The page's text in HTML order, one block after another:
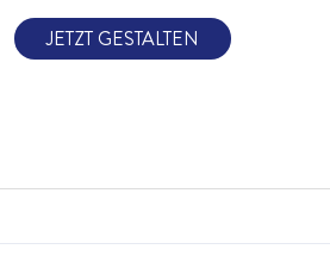
JETZT GESTALTEN